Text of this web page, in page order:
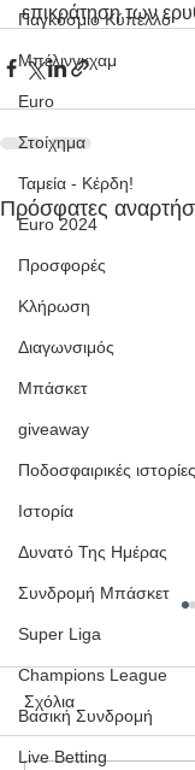
Παγκόσμιο Κύπελλο
Μπέλινγκχαμ
Euro
Στοίχημα
Ταμεία - Κέρδη!
Euro 2024
Προσφορές
Κλήρωση
Διαγωνσιμός
Μπάσκετ
giveaway
Ποδοσφαιρικές ιστορίες
Ιστορία
Δυνατό Της Ημέρας
Συνδρομή Μπάσκετ
Super Liga
Champions League
Βασική Συνδρομή
Live Betting
επικράτηση των
Πρόσφατες
Σχόλια